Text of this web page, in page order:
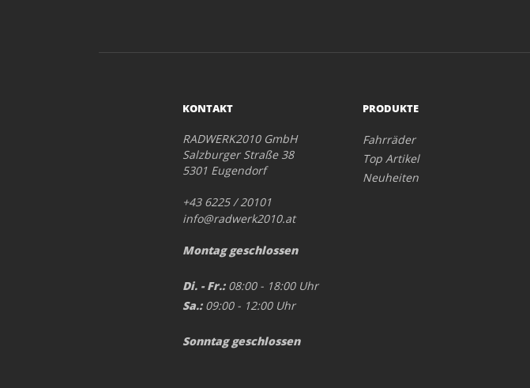
KONTAKT
RADWERK2010 GmbH
Salzburger Straße 38
5301 Eugendorf
+43 6225 / 20101
info@radwerk2010.at
Montag geschlossen
Di. - Fr.:08:00 - 18:00 Uhr
Sa.:09:00 - 12:00 Uhr
Sonntag geschlossen
PRODUKTE
Fahrräder
Top Artikel
Neuheiten